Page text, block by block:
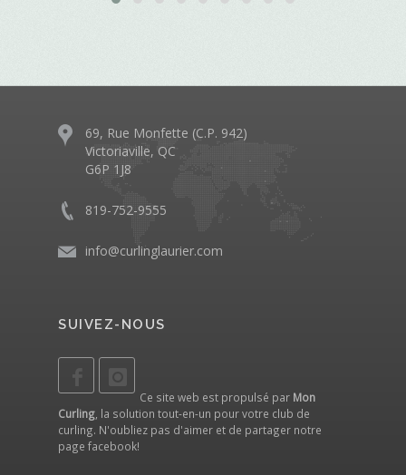
69, Rue Monfette (C.P. 942)
Victoriaville, QC
G6P 1J8
819-752-9555
info@curlinglaurier.com
SUIVEZ-NOUS
Ce site web est propulsé par Mon
Curling , la solution tout-en-un pour votre club de
curling. N'oubliez pas d'aimer et de partager notre
page facebook!